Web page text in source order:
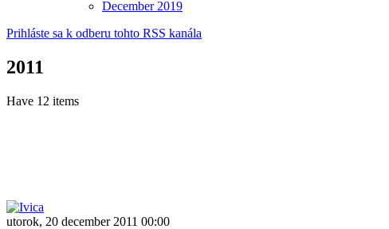
December2019
Prihláste sa k odberu tohto RSS kanála
2011
Have 12 items
utorok, 20 december 2011 00:00